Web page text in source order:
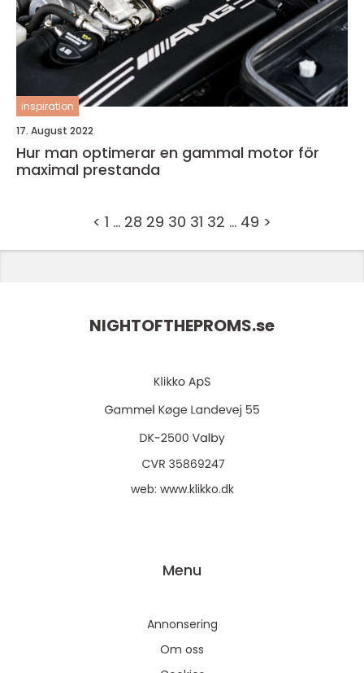
inspiration
17. August 2022
Hur man optimerar en gammal motor för
maximal prestanda
< 1 … 28 29 30 31 32 … 49 >
NIGHTOFTHEPROMS.se
web: www.klikko.dk
Menu
Annonsering
Om oss